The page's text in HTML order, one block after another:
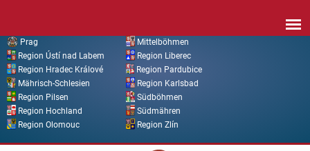
Prag
Mittelböhmen
Region Ústí nad Labem
Region Liberec
Region Hradec Králové
Region Pardubice
Mährisch-Schlesien
Region Karlsbad
Region Pilsen
Südböhmen
Region Hochland
Südmähren
Region Olomouc
Region Zlín